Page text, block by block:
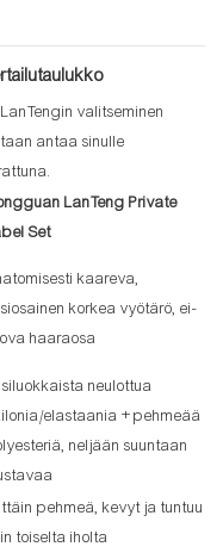
valitseminen
antaa sinulle
LanTeng Private
Set
kaareva,
korkea vyötärö, ei-
haaraosa
neulottua
elastaania + pehmeää
neljään suuntaan
pehmeä, kevyt ja tuntuu
toiselta iholta